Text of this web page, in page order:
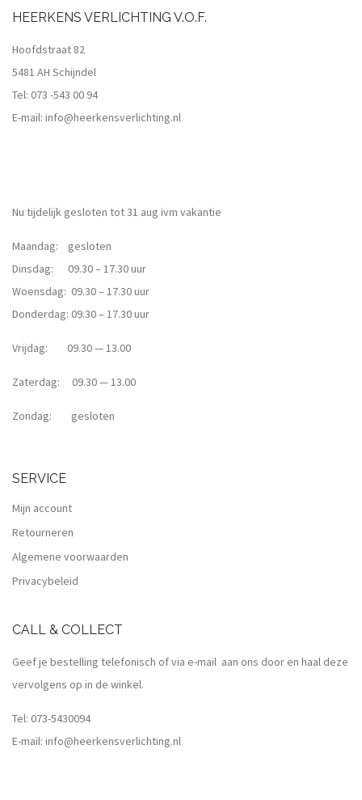
HEERKENS VERLICHTING V.O.F.
Hoofdstraat 82
5481 AH Schijndel
Tel: 073 -543 00 94
E-mail: info@heerkensverlichting.nl
Nu tijdelijk gesloten tot 31 aug ivm vakantie
Maandag: gesloten
Dinsdag: 09.30 – 17.30 uur
Woensdag: 09.30 – 17.30 uur
Donderdag: 09.30 – 17.30 uur
Vrijdag: 09.30 — 13.00
Zaterdag: 09.30 — 13.00
Zondag: gesloten
SERVICE
Mijn account
Retourneren
Algemene voorwaarden
Privacybeleid
CALL & COLLECT
Geef je bestelling telefonisch of via e-mail aan ons door en haal deze
vervolgens op in de winkel.
Tel: 073-5430094
E-mail: info@heerkensverlichting.nl